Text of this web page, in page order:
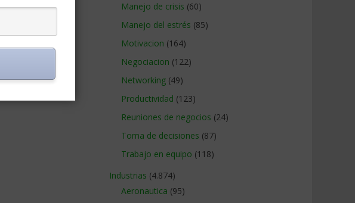
Manejo de crisis (60)
Manejo del estrés (85)
Motivacion (164)
Negociacion (122)
Networking (49)
Productividad (123)
Reuniones de negocios (24)
Toma de decisiones (87)
Trabajo en equipo (118)
Industrias (4.874)
Aeronautica (95)